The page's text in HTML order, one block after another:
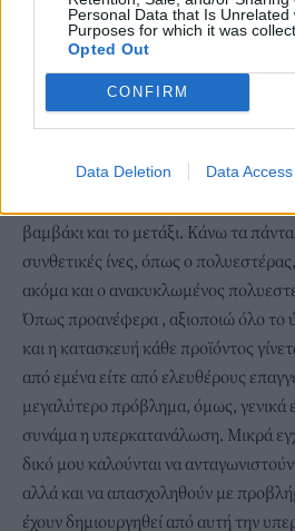
Personal Data that Is Unrelated
Purposes for which it was
Opted Out
CONFIRM
Data Deletion Data Access
Μετάξι, βελούδο και βαμβάκι…Τι
για εσάς; Σας απασχολεί η έννοια
slow fashion;
ενδιαφέρει κάθε έναν από εμάς που
βαμβάκι και το μετάξι. Κάνω τα
συνθετικές ίνες, όπως ο πολυεστέρας,
ακόμα και ο ανακυκλωμένος
Όπως προανέφερα , αξιοποιώ όλο
και η κατασκευή κάθε προϊόντος
από εμένα είτε από ελευθέρους
μεγαλύτερο πρόβλημα, όμως, γενικά
συνάμα η υπερκατανάλωση. Μικρά
δικό μου καλούνται να
αλλά και να απασχοληθούν με
έχουν δημιουργηθεί από αυτή την